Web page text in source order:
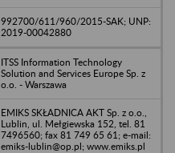
992700/611/960/2015-SAK; UNP:
2019-00042880
ITSS Information Technology
Solution and Services Europe Sp. z
o.o. - Warszawa
EMIKS SKŁADNICA AKT Sp. z o.o.,
Lublin, ul. Mełgiewska 152, tel. 81
7496560; fax 81 749 65 61; e-mail:
emiks-lublin@op.pl; www.emiks.pl